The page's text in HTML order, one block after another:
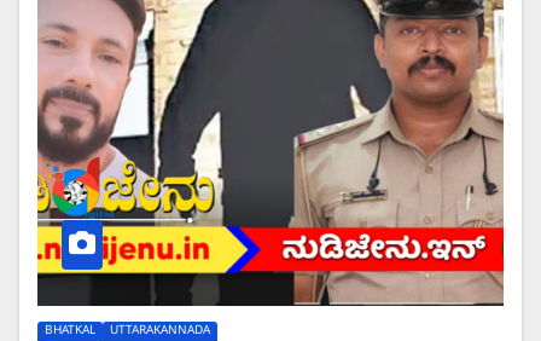
BHATKAL UTTARAKANNADA